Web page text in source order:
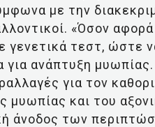
με την
«Όσον
τεστ, ώστε
ανάπτυξη
για τον
μυωπίας και του
άνοδος των